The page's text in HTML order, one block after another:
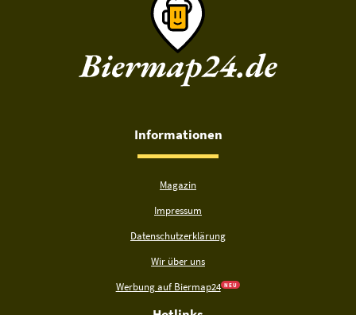
Informationen
Magazin
Impressum
Datenschutzerklärung
Wir über uns
Werbung auf Biermap24 N E U